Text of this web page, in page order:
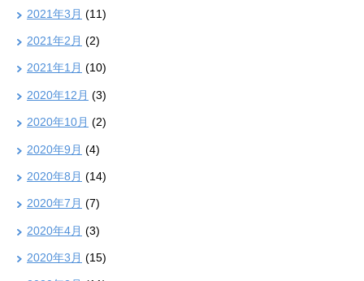
2021年3月 (11)
2021年2月 (2)
2021年1月 (10)
2020年12月 (3)
2020年10月 (2)
2020年9月 (4)
2020年8月 (14)
2020年7月 (7)
2020年4月 (3)
2020年3月 (15)